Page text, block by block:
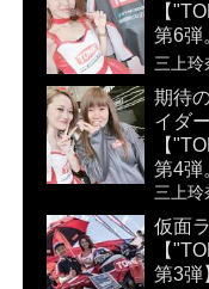
【
第6弾
三上玲
期待
イダ
【
第4弾
三上玲
仮面
【
第3弾